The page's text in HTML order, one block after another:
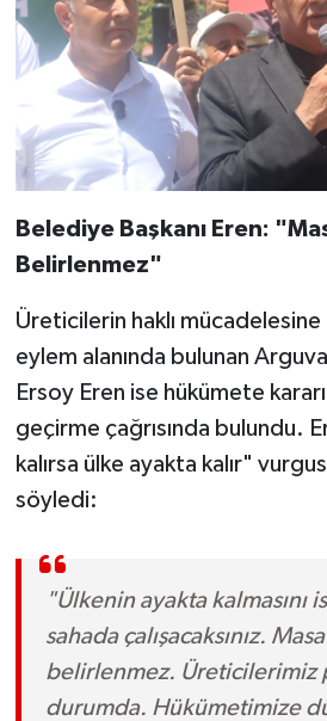
Belediye Başkanı Eren:
Belirlenmez"
Üreticilerin haklı
eylem alanında bulunan
Ersoy Eren ise hükümete
geçirme çağrısında bulundu.
kalırsa ülke ayakta kalır"
söyledi:
"Ülkenin ayakta kalmasını
sahada çalışacaksınız.
belirlenmez. Üreticilerimiz
durumda. Hükümetimize